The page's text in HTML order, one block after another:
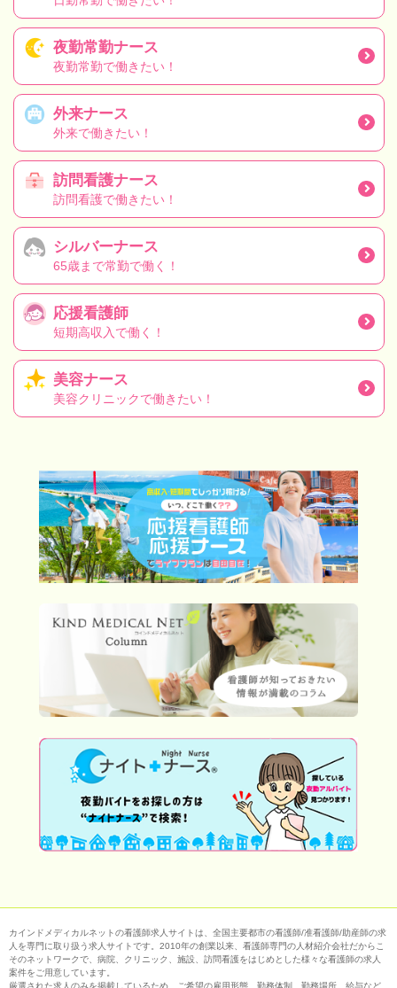
夜勤常勤ナース
夜勤常勤で働きたい！
外来ナース
外来で働きたい！
訪問看護ナース
訪問看護で働きたい！
シルバーナース
65歳まで常勤で働く！
応援看護師
短期高収入で働く！
美容ナース
美容クリニックで働きたい！
カインドメディカルネットの看護師求人サイトは、全国主要都市の看護師/准看護師/助産師の求
人を専門に取り扱う求人サイトです。2010年の創業以来、看護師専門の人材紹介会社だからこ
そのネットワークで、病院、クリニック、施設、訪問看護をはじめとした様々な看護師の求人
案件をご用意しています。
厳選された求人のみを掲載しているため、ご希望の雇用形態、勤務体制、勤務場所、給与など